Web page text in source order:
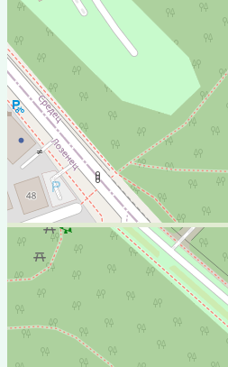
ДА! просто парк!
reply
Да се върне към
Submitted byАтина Мавридис
11/06/2017 - 12:51
Да се върне към парка!
reply
Категорично "ЗА"!
Submitted by Аноним (not
12:51